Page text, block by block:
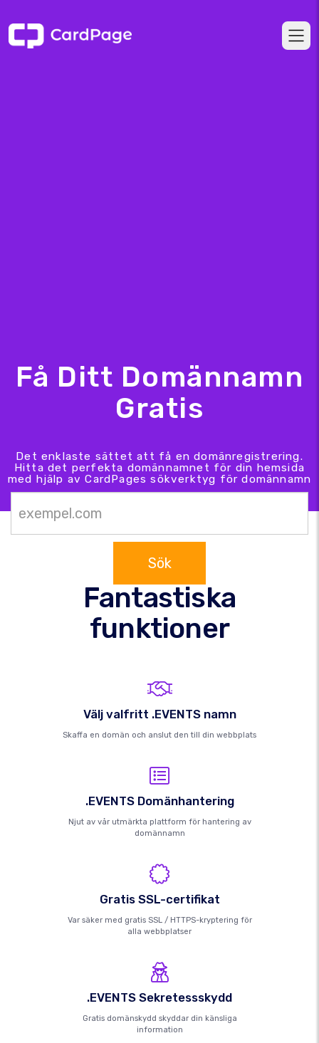
Få Ditt Domännamn
Gratis
Det enklaste sättet att få en domänregistrering.
Hitta det perfekta domännamnet för din hemsida
med hjälp av CardPages sökverktyg för domännamn
Sök
Fantastiska
funktioner
Välj valfritt .EVENTS namn
Skaffa en domän och anslut den till din webbplats
.EVENTS Domänhantering
Njut av vår utmärkta plattform för hantering av
domännamn
Gratis SSL-certifikat
Var säker med gratis SSL / HTTPS-kryptering för
alla webbplatser
.EVENTS Sekretessskydd
Gratis domänskydd skyddar din känsliga
information